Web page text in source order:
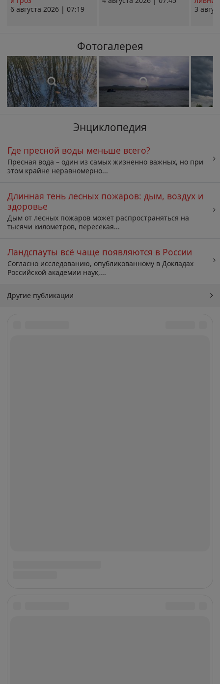
6 августа 2026 | 07:19
3
Фотогалерея
Энциклопедия
Где пресной воды меньше всего?
Пресная вода – один из самых жизненно важных, но при
этом крайне неравномерно...
Длинная тень лесных пожаров: дым, воздух и
здоровье
Дым от лесных пожаров может распространяться на
тысячи километров, пересекая...
Ландспауты всё чаще появляются в России
Согласно исследованию, опубликованному в Докладах
Российской академии наук,...
Другие публикации